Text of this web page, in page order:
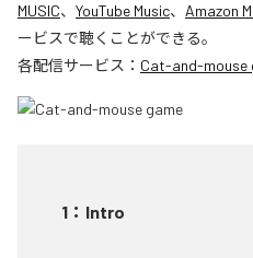
MUSIC、 YouTube Music、 Amazon
ービスで聴くことができる。
各配信サービス： Cat-and-mouse
1 ： Intro